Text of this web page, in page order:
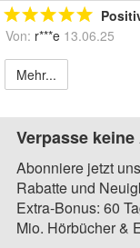
Von: r***e 13.06.25
Mehr...
Verpasse
Abonniere jetzt
Rabatte und
Extra-Bonus: 60
Mio. Hörbücher &